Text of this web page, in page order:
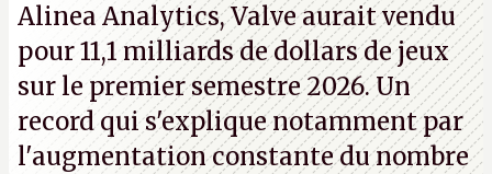
Alinea Analytics, Valve aurait vendu
pour 11,1 milliards de dollars de jeux
sur le premier semestre 2026. Un
record qui s'explique notamment par
l'augmentation constante du nombre